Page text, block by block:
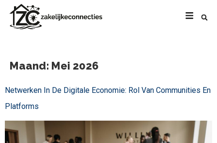
Maand: Mei 2026
Netwerken In De Digitale Economie: Rol Van Communities En
Platforms